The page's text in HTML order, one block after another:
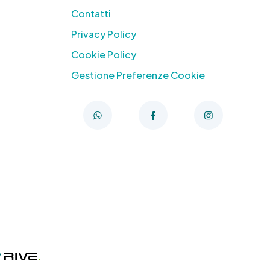
Contatti
Privacy Policy
Cookie Policy
Gestione Preferenze Cookie